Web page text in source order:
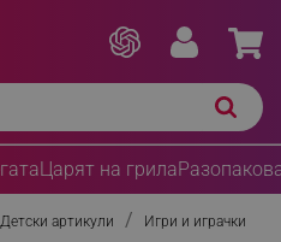
Царят на грила
Детски артикули Игри и играчки